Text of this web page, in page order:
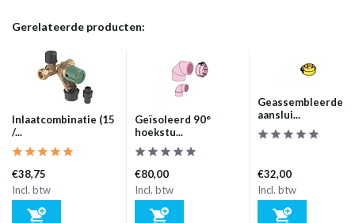
Gerelateerde producten:
Inlaatcombinatie (15
/...
€38,75
Incl. btw
Geïsoleerd 90°
hoekstu...
€80,00
Incl. btw
Geassembleerde
aanslui...
€32,00
Incl. btw